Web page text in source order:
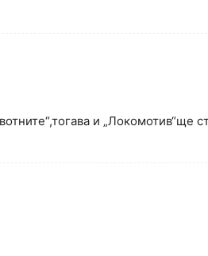
и „Локомотив“ще